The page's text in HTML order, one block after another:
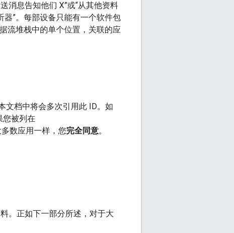
消息告知他们 X”或“从其他资料
器”。每部设备只能有一个软件包
流堆栈中的单个位置，关联的应
文档中将会多次引用此 ID。如
您被列在
数应用一样，您完全同意。
。正如下一部分所述，对于大